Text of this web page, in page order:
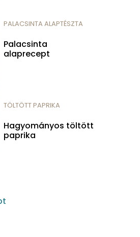
PALACSINTA ALAPTÉSZTA
Palacsinta
alaprecept
TÖLTÖTT PAPRIKA
Hagyományos töltött
paprika